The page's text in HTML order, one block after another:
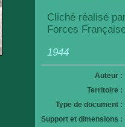
Cliché réalisé
Forces
1944
Auteur :
Territoire :
Type de document :
Support et dimensions :